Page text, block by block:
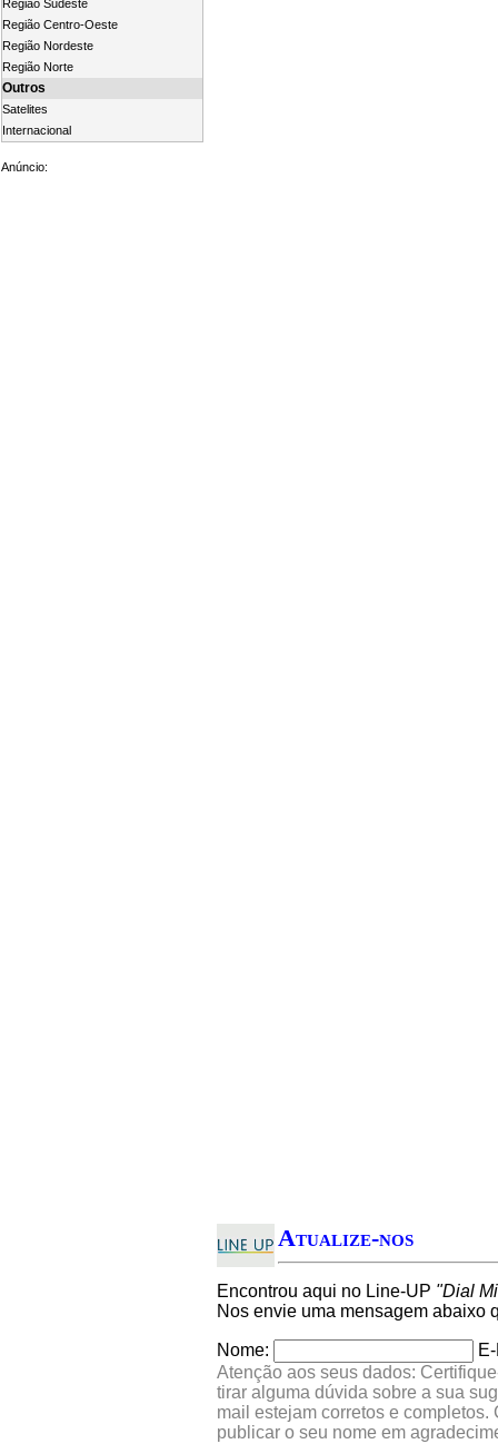
Região Sudeste
Região Centro-Oeste
Região Nordeste
Região Norte
Outros
Satelites
Internacional
Anúncio:
Atualize-nos
Encontrou aqui no Line-UP "Dial
Nos envie uma mensagem abaixo
Nome:
Atenção aos seus dados:
tirar alguma dúvida sobre a sua
mail estejam corretos e
publicar o seu nome em